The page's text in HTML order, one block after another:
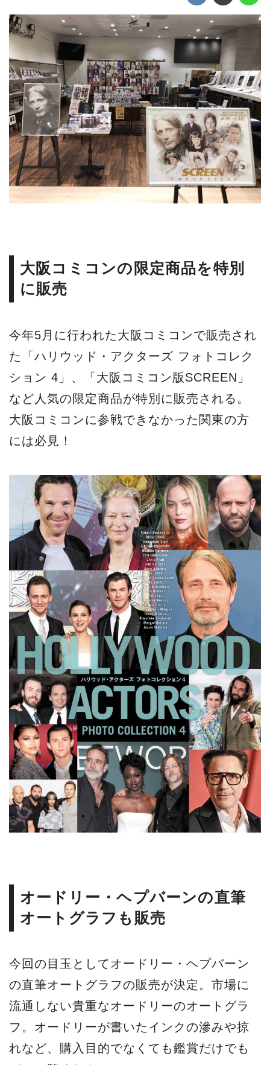
大阪コミコンの限定商品を特別
に販売
今年5月に行われた大阪コミコンで販売され
た「ハリウッド・アクターズ フォトコレク
ション 4」、「大阪コミコン版SCREEN」
など人気の限定商品が特別に販売される。
大阪コミコンに参戦できなかった関東の方
には必見！
オードリー・ヘプバーンの直筆
オートグラフも販売
今回の目玉としてオードリー・ヘプバーン
の直筆オートグラフの販売が決定。市場に
流通しない貴重なオードリーのオートグラ
フ。オードリーが書いたインクの滲みや掠
れなど、購入目的でなくても鑑賞だけでも